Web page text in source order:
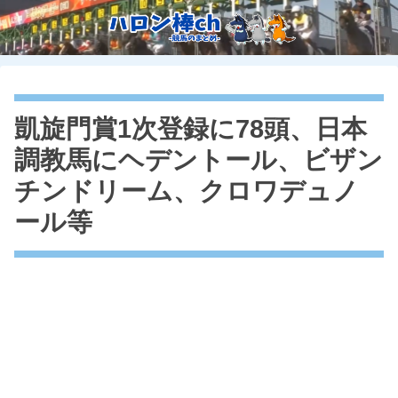
凱旋門賞1次登録に78頭、日本
調教馬にヘデントール、ビザン
チンドリーム、クロワデュノ
ール等